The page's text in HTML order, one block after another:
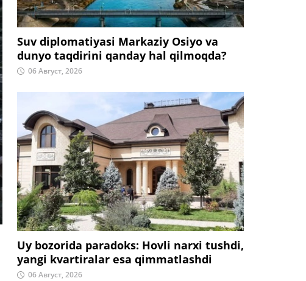
Suv diplomatiyasi Markaziy Osiyo va
dunyo taqdirini qanday hal qilmoqda?
06 Август, 2026
Uy bozorida paradoks: Hovli narxi tushdi,
yangi kvartiralar esa qimmatlashdi
06 Август, 2026